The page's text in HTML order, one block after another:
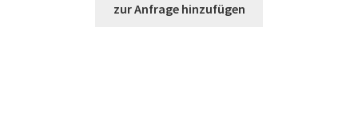
zur Anfrage hinzufügen